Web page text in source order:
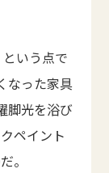
いう点で
なった家具
脚光を浴び
ペイント
。